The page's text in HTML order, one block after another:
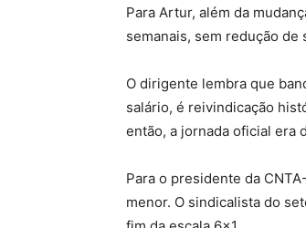
Para Artur, além da
semanais, sem redução de
O dirigente lembra que
salário, é reivindicação
então, a jornada oficial era
Para o presidente da
menor. O sindicalista do